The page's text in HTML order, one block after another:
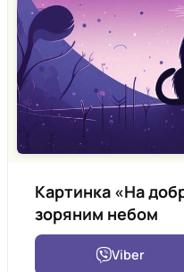
Картинка «На
зоряним небом
Viber